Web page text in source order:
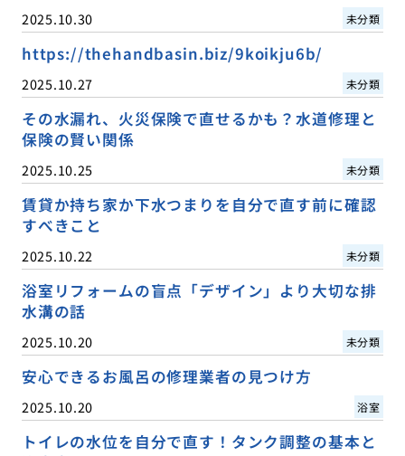
2025.10.30 未分類
https://thehandbasin.biz/9koikju6b/
2025.10.27 未分類
その水漏れ、火災保険で直せるかも？水道修理と
保険の賢い関係
2025.10.25 未分類
賃貸か持ち家か下水つまりを自分で直す前に確認
すべきこと
2025.10.22 未分類
浴室リフォームの盲点「デザイン」より大切な排
水溝の話
2025.10.20 未分類
安心できるお風呂の修理業者の見つけ方
2025.10.20 浴室
トイレの水位を自分で直す！タンク調整の基本と